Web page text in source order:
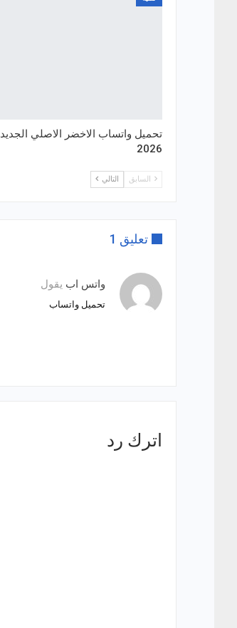
تحميل واتساب الاخضر الاصلي الجديد
2026
السابق التالي
تعليق 1
واتس اب يقول
تحميل واتساب
اترك رد